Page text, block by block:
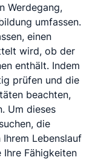
Werdegang,
umfassen.
einen
wird, ob der
enthält. Indem
prüfen und die
beachten,
Um dieses
die
Lebenslauf
Fähigkeiten